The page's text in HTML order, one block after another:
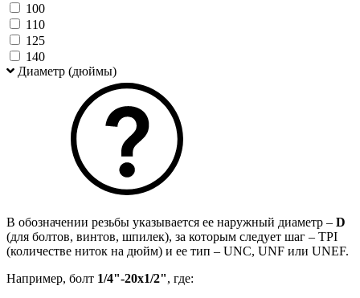
100
110
125
140
Диаметр (дюймы)
В обозначении резьбы указывается ее наружный диаметр – D
(для болтов, винтов, шпилек), за которым следует шаг – TPI
(количестве ниток на дюйм) и ее тип – UNC, UNF или UNEF.
Например, болт 1/4"-20х1/2", где: